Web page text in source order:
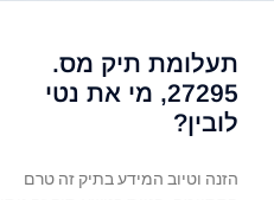
תעלומת תיק מס.
27295, מי את נטי
לובין?
הזנה וטיוב המידע בתיק זה טרם